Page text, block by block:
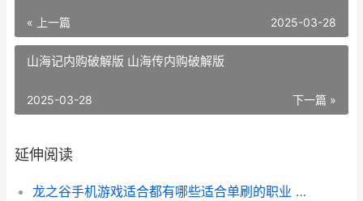
« 上一篇 2025-03-28
山海记内购破解版 山海传内购破解版
下一篇 »
2025-03-28
延伸阅读
龙之谷手机游戏适合都有哪些适合单刷的职业 龙之谷 游戏